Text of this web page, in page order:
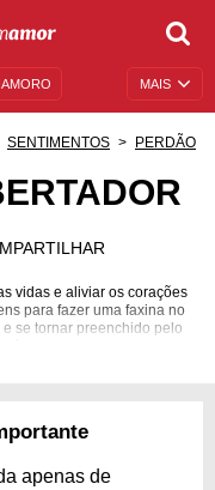
MAIS
SENTIMENTOS PERDÃO
vidas e aliviar os corações
para fazer uma faxina no
se tornar preenchido pelo
têm!
apenas de